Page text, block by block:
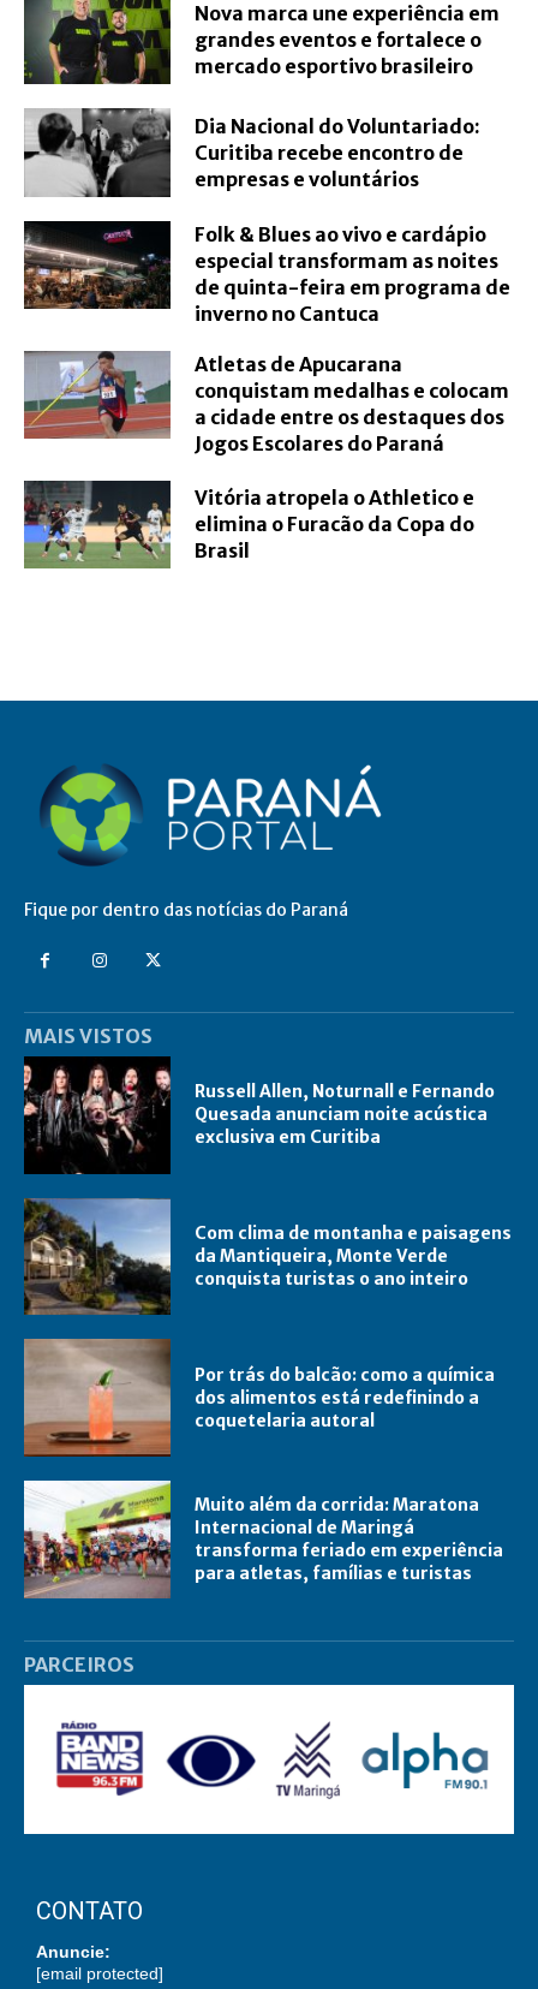
Nova marca une experiência em
grandes eventos e fortalece o
mercado esportivo brasileiro
Dia Nacional do Voluntariado:
Curitiba recebe encontro de
empresas e voluntários
Folk & Blues ao vivo e cardápio
especial transformam as noites
de quinta-feira em programa de
inverno no Cantuca
Atletas de Apucarana
conquistam medalhas e colocam
a cidade entre os destaques dos
Jogos Escolares do Paraná
Vitória atropela o Athletico e
elimina o Furacão da Copa do
Brasil
Fique por dentro das notícias do Paraná
MAIS VISTOS
Russell Allen, Noturnall e Fernando
Quesada anunciam noite acústica
exclusiva em Curitiba
Com clima de montanha e paisagens
da Mantiqueira, Monte Verde
conquista turistas o ano inteiro
Por trás do balcão: como a química
dos alimentos está redefinindo a
coquetelaria autoral
Muito além da corrida: Maratona
Internacional de Maringá
transforma feriado em experiência
para atletas, famílias e turistas
PARCEIROS
CONTATO
Anuncie:
[email protected]